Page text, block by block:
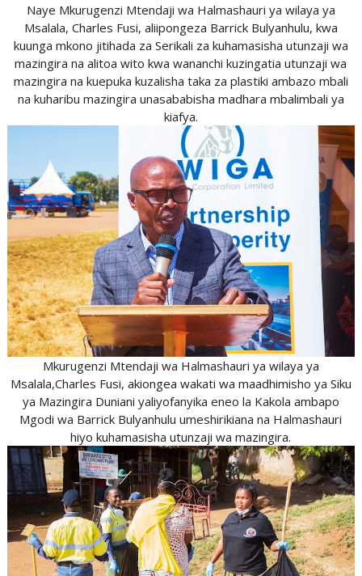
Naye Mkurugenzi Mtendaji wa Halmashauri ya wilaya ya
Msalala, Charles Fusi, aliipongeza Barrick Bulyanhulu, kwa
kuunga mkono jitihada za Serikali za kuhamasisha utunzaji wa
mazingira na alitoa wito kwa wananchi kuzingatia utunzaji wa
mazingira na kuepuka kuzalisha taka za plastiki ambazo mbali
na kuharibu mazingira unasababisha madhara mbalimbali ya
kiafya.
Mkurugenzi Mtendaji wa Halmashauri ya wilaya ya
Msalala,Charles Fusi, akiongea wakati wa maadhimisho ya Siku
ya Mazingira Duniani yaliyofanyika eneo la Kakola ambapo
Mgodi wa Barrick Bulyanhulu umeshirikiana na Halmashauri
hiyo kuhamasisha utunzaji wa mazingira.